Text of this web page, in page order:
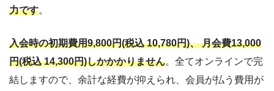
力です。
入会時の初期費用9,800円(税込 10,780円)、 月会費13,000
円(税込 14,300円)しかかかりません。全てオンラインで完
結しますので、余計な経費が抑えられ、会員が払う費用が